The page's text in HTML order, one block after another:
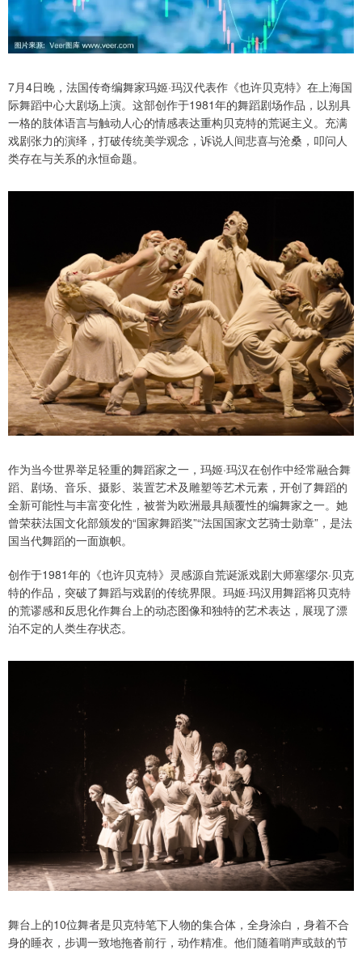
7月4日晚，法国传奇编舞家玛姬·玛汉代表作《也许贝克特》在上海国
际舞蹈中心大剧场上演。这部创作于1981年的舞蹈剧场作品，以别具
一格的肢体语言与触动人心的情感表达重构贝克特的荒诞主义。充满
戏剧张力的演绎，打破传统美学观念，诉说人间悲喜与沧桑，叩问人
类存在与关系的永恒命题。
作为当今世界举足轻重的舞蹈家之一，玛姬·玛汉在创作中经常融合舞
蹈、剧场、音乐、摄影、装置艺术及雕塑等艺术元素，开创了舞蹈的
全新可能性与丰富变化性，被誉为欧洲最具颠覆性的编舞家之一。她
曾荣获法国文化部颁发的“国家舞蹈奖”“法国国家文艺骑士勋章”，是法
国当代舞蹈的一面旗帜。
创作于1981年的《也许贝克特》灵感源自荒诞派戏剧大师塞缪尔·贝克
特的作品，突破了舞蹈与戏剧的传统界限。玛姬·玛汉用舞蹈将贝克特
的荒谬感和反思化作舞台上的动态图像和独特的艺术表达，展现了漂
泊不定的人类生存状态。
舞台上的10位舞者是贝克特笔下人物的集合体，全身涂白，身着不合
身的睡衣，步调一致地拖沓前行，动作精准。他们随着哨声或鼓的节